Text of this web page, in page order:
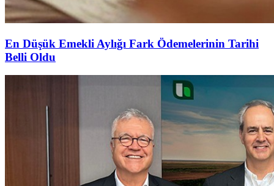
En Düşük Emekli Aylığı Fark Ödemelerinin Tarihi
Belli Oldu